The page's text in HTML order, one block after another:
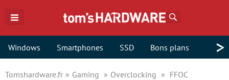
Windows Smartphones SSD Bons plans >
Tomshardware.fr Gaming Overclocking
FFOC